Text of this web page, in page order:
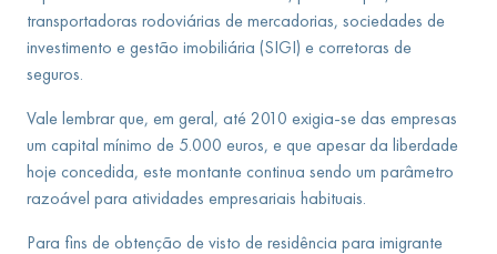
transportadoras rodoviárias de mercadorias, sociedades de
investimento e gestão imobiliária (SIGI) e corretoras de
seguros.
Vale lembrar que, em geral, até 2010 exigia-se das empresas
um capital mínimo de 5.000 euros, e que apesar da liberdade
hoje concedida, este montante continua sendo um parâmetro
razoável para atividades empresariais habituais.
Para fins de obtenção de visto de residência para imigrante